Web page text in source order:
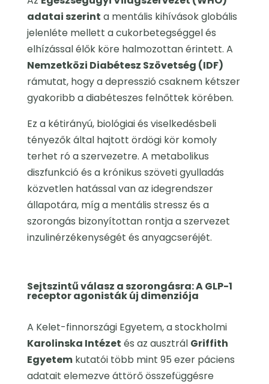
adatai szerint a mentális kihívások globális
jelenléte mellett a cukorbetegséggel és
elhízással élők köre halmozottan érintett. A
Nemzetközi Diabétesz Szövetség (IDF)
rámutat, hogy a depresszió csaknem kétszer
gyakoribb a diabéteszes felnőttek körében.
Ez a kétirányú, biológiai és viselkedésbeli
tényezők által hajtott ördögi kör komoly
terhet ró a szervezetre. A metabolikus
diszfunkció és a krónikus szöveti gyulladás
közvetlen hatással van az idegrendszer
állapotára, míg a mentális stressz és a
szorongás bizonyítottan rontja a szervezet
inzulinérzékenységét és anyagcseréjét.
Sejtszintű válasz a szorongásra: A GLP-1
receptor agonisták új dimenziója
A Kelet-finnországi Egyetem, a stockholmi
Karolinska Intézet és az ausztrál Griffith
Egyetemkutatói több mint 95 ezer páciens
adatait elemezve áttörő összefüggésre